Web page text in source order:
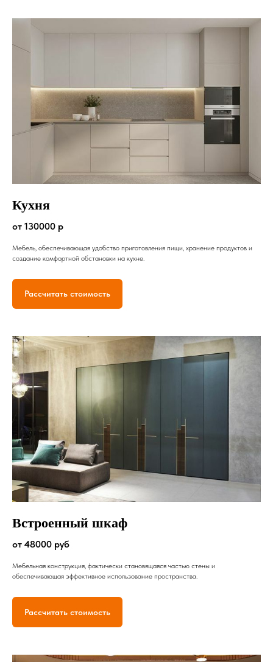
Кухня
от 130000 р
Мебель, обеспечивающая удобство приготовления пищи, хранение продуктов и
создание комфортной обстановки на кухне.
Рассчитать стоимость
Встроенный шкаф
от 48000 руб
Мебельная конструкция, фактически становящаяся частью стены и
обеспечивающая эффективное использование пространства.
Рассчитать стоимость